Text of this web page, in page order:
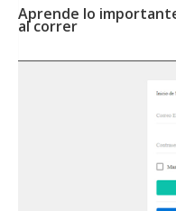
Aprende lo
al correr